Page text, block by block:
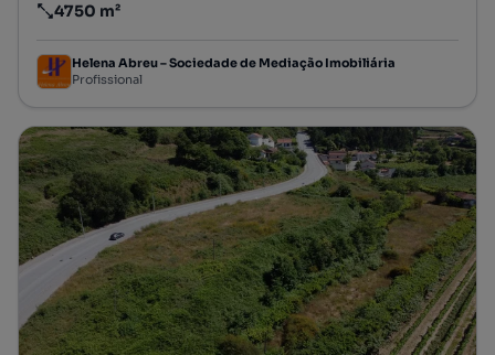
Preço por metro quadrado
4750 m²
Helena Abreu – Sociedade de Mediação Imobiliária
Profissional